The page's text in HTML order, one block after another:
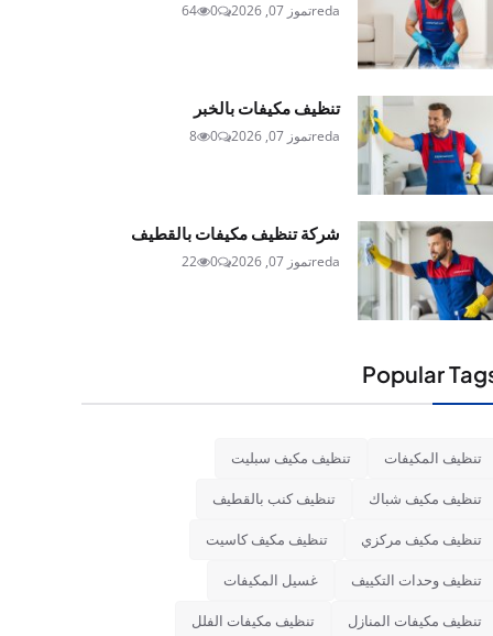
redaتموز 07, 2026 0
64
تنظيف مكيفات بالخبر
redaتموز 07, 2026 0
8
شركة تنظيف مكيفات بالقطيف
redaتموز 07, 2026 0
22
Popular
تنظيف المكيفات تنظيف مكيف سبليت
تنظيف مكيف شباك تنظيف كنب بالقطيف
تنظيف مكيف مركزي تنظيف مكيف كاسيت
تنظيف وحدات التكييف غسيل المكيفات
تنظيف مكيفات المنازل تنظيف مكيفات الفلل